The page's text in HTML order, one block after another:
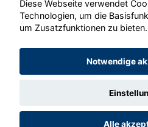
© konjunkturmotor.de
Diese Webseite verwendet
Technologien, um die
um Zusatzfunktionen zu bieten.
Notwendige
Alle